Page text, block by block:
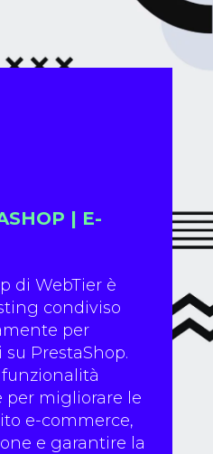
| E-
di WebTier è
condiviso
per
PrestaShop.
per migliorare le
e-commerce,
e garantire la